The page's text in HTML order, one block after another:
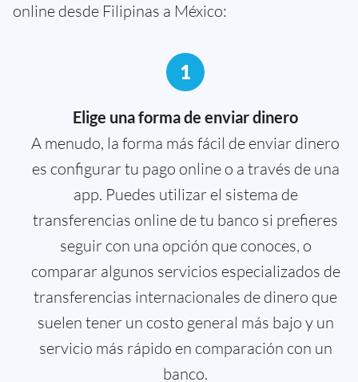
online desde Filipinas a México:
1
Elige una forma de enviar dinero
A menudo, la forma más fácil de enviar dinero
es configurar tu pago online o a través de una
app. Puedes utilizar el sistema de
transferencias online de tu banco si prefieres
seguir con una opción que conoces, o
comparar algunos servicios especializados de
transferencias internacionales de dinero que
suelen tener un costo general más bajo y un
servicio más rápido en comparación con un
banco.